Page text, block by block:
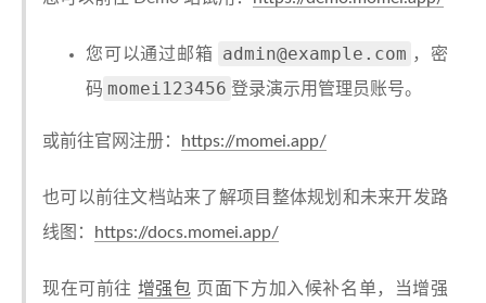
您可以通过邮箱 admin@example.com ，密
码 momei123456 登录演示用管理员账号。
或前往官网注册： https://momei.app/
也可以前往文档站来了解项目整体规划和未来开发路
线图：
https://docs.momei.app/
现在可前往 增强包 页面下方加入候补名单，当增强